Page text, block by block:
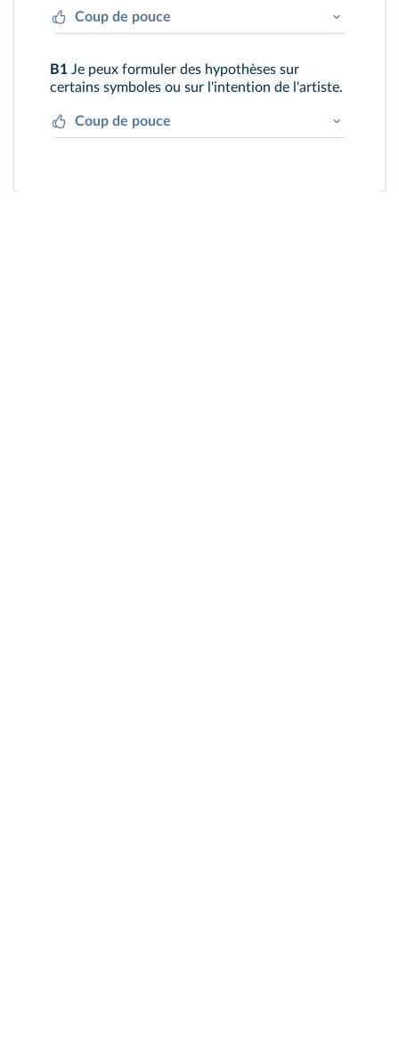
Coup de pouce
subordonnée, je réfléchis à la nature de
son antécédent (lieu, objet, personne).
B1 Je peux formuler des hypothèses sur
certains symboles ou sur l'intention de l'artiste.
Coup de pouce